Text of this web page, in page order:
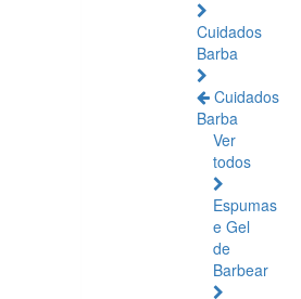
Cuidados
Barba
Cuidados
Barba
Ver
todos
Espumas
e Gel
de
Barbear